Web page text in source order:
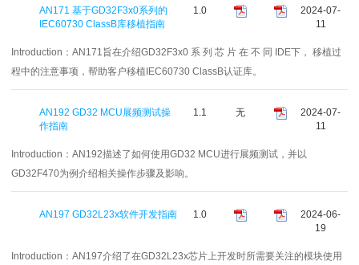
AN171 基于GD32F3x0系列的
IEC60730 ClassB库移植指南
1.0
2024-07-
11
Introduction： AN171旨在介绍GD32F3x0 系 列 芯 片 在 不 同 IDE下， 移植过
程中的注意事项，帮助客户移植IEC60730 ClassB认证库。
AN192 GD32 MCU展频测试操
作指南
1.1 无
2024-07-
11
Introduction： AN192描述了如何使用GD32 MCU进行展频测试，并以
GD32F470为例介绍相关操作步骤及影响。
AN197 GD32L23x软件开发指南 1.0
2024-06-
19
Introduction： AN197介绍了在GD32L23x芯片上开发时所需要关注的模块使用